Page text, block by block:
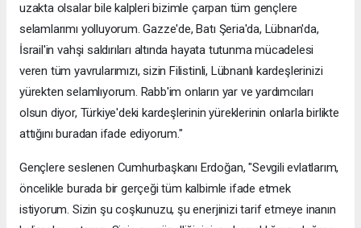
uzakta olsalar bile kalpleri bizimle çarpan tüm gençlere
selamlarımı yolluyorum. Gazze'de, Batı Şeria'da, Lübnan'da,
İsrail'in vahşi saldırıları altında hayata tutunma mücadelesi
veren tüm yavrularımızı, sizin Filistinli, Lübnanlı kardeşlerinizi
yürekten selamlıyorum. Rabb'im onların yar ve yardımcıları
olsun diyor, Türkiye'deki kardeşlerinin yüreklerinin onlarla birlikte
attığını buradan ifade ediyorum."
Gençlere seslenen Cumhurbaşkanı Erdoğan, "Sevgili evlatlarım,
öncelikle burada bir gerçeği tüm kalbimle ifade etmek
istiyorum. Sizin şu coşkunuzu, şu enerjinizi tarif etmeye inanın